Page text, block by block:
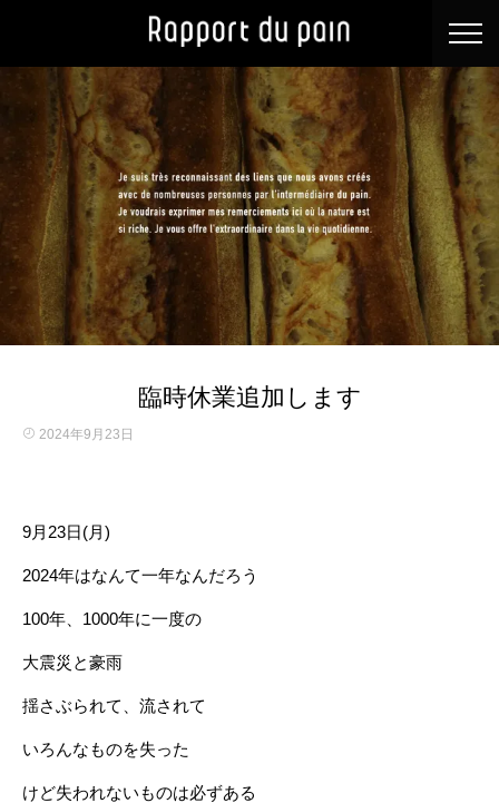
臨時休業追加します
2024年9月23日
9月23日(月)
2024年はなんて一年なんだろう
100年、1000年に一度の
大震災と豪雨
揺さぶられて、流されて
いろんなものを失った
けど失われないものは必ずある